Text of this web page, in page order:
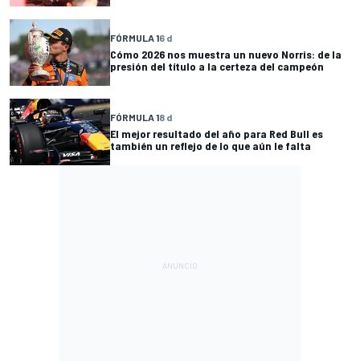
FÓRMULA 16 d
Cómo 2026 nos muestra un nuevo Norris: de la
presión del título a la certeza del campeón
FÓRMULA 18 d
El mejor resultado del año para Red Bull es
también un reflejo de lo que aún le falta